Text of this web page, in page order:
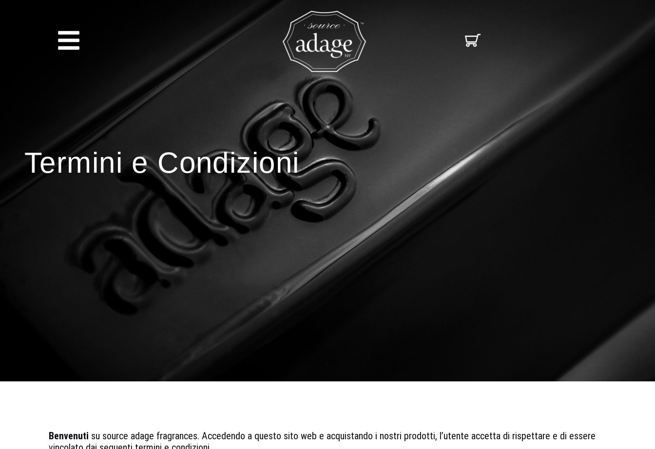
Termini e Condizioni
Benvenuti su source adage fragrances. Accedendo a questo sito web e acquistando i nostri prodotti, l’utente accetta di rispettare e di essere